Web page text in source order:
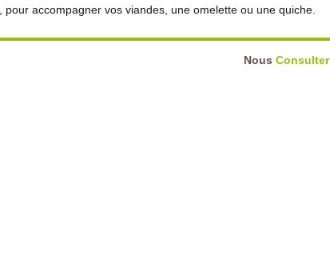
accompagner vos viandes, une omelette ou une quiche.
Nous Consulter